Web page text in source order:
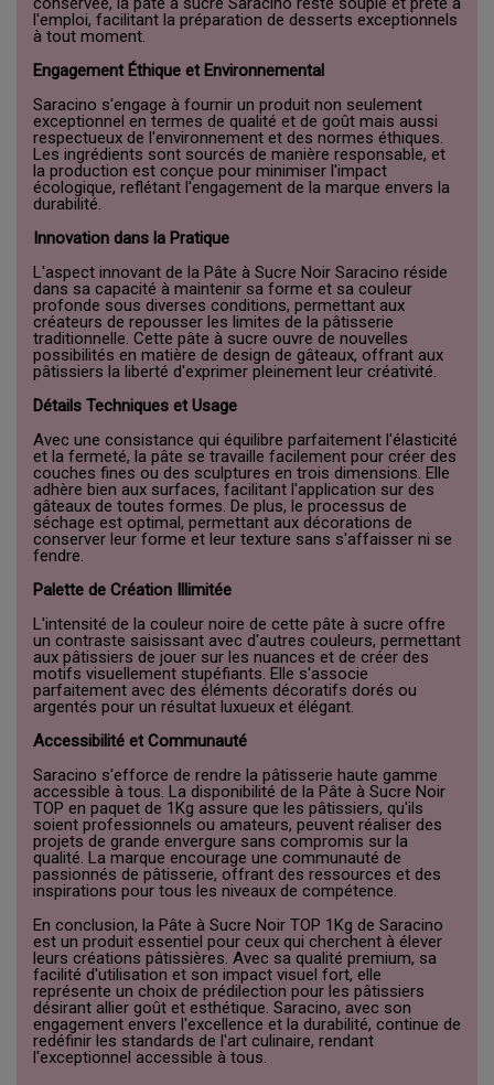
l'emploi, facilitant la préparation de desserts exceptionnels
à tout moment.
Engagement Éthique et Environnemental
Saracino s'engage à fournir un produit non seulement
exceptionnel en termes de qualité et de goût mais aussi
respectueux de l'environnement et des normes éthiques.
Les ingrédients sont sourcés de manière responsable, et
la production est conçue pour minimiser l'impact
écologique, reflétant l'engagement de la marque envers la
durabilité.
Innovation dans la Pratique
L'aspect innovant de la Pâte à Sucre Noir Saracino réside
dans sa capacité à maintenir sa forme et sa couleur
profonde sous diverses conditions, permettant aux
créateurs de repousser les limites de la pâtisserie
traditionnelle. Cette pâte à sucre ouvre de nouvelles
possibilités en matière de design de gâteaux, offrant aux
pâtissiers la liberté d'exprimer pleinement leur créativité.
Détails Techniques et Usage
Avec une consistance qui équilibre parfaitement l'élasticité
et la fermeté, la pâte se travaille facilement pour créer des
couches fines ou des sculptures en trois dimensions. Elle
adhère bien aux surfaces, facilitant l'application sur des
gâteaux de toutes formes. De plus, le processus de
séchage est optimal, permettant aux décorations de
conserver leur forme et leur texture sans s'affaisser ni se
fendre.
Palette de Création Illimitée
L'intensité de la couleur noire de cette pâte à sucre offre
un contraste saisissant avec d'autres couleurs, permettant
aux pâtissiers de jouer sur les nuances et de créer des
motifs visuellement stupéfiants. Elle s'associe
parfaitement avec des éléments décoratifs dorés ou
argentés pour un résultat luxueux et élégant.
Accessibilité et Communauté
Saracino s'efforce de rendre la pâtisserie haute gamme
accessible à tous. La disponibilité de la Pâte à Sucre Noir
TOP en paquet de 1Kg assure que les pâtissiers, qu'ils
soient professionnels ou amateurs, peuvent réaliser des
projets de grande envergure sans compromis sur la
qualité. La marque encourage une communauté de
passionnés de pâtisserie, offrant des ressources et des
inspirations pour tous les niveaux de compétence.
En conclusion, la Pâte à Sucre Noir TOP 1Kg de Saracino
est un produit essentiel pour ceux qui cherchent à élever
leurs créations pâtissières. Avec sa qualité premium, sa
facilité d'utilisation et son impact visuel fort, elle
représente un choix de prédilection pour les pâtissiers
désirant allier goût et esthétique. Saracino, avec son
engagement envers l'excellence et la durabilité, continue de
redéfinir les standards de l'art culinaire, rendant
l'exceptionnel accessible à tous.